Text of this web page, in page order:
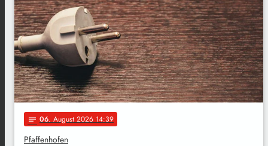
notes 06. August 2026 14:39
Pfaffenhofen